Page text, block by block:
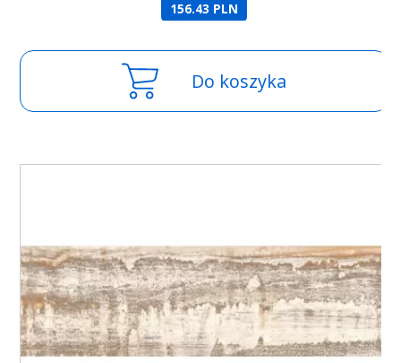
156.43 PLN
Do koszyka